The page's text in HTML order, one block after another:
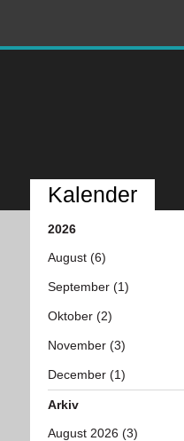
Kalender
2026
August (6)
September (1)
Oktober (2)
November (3)
December (1)
Arkiv
August 2026 (3)